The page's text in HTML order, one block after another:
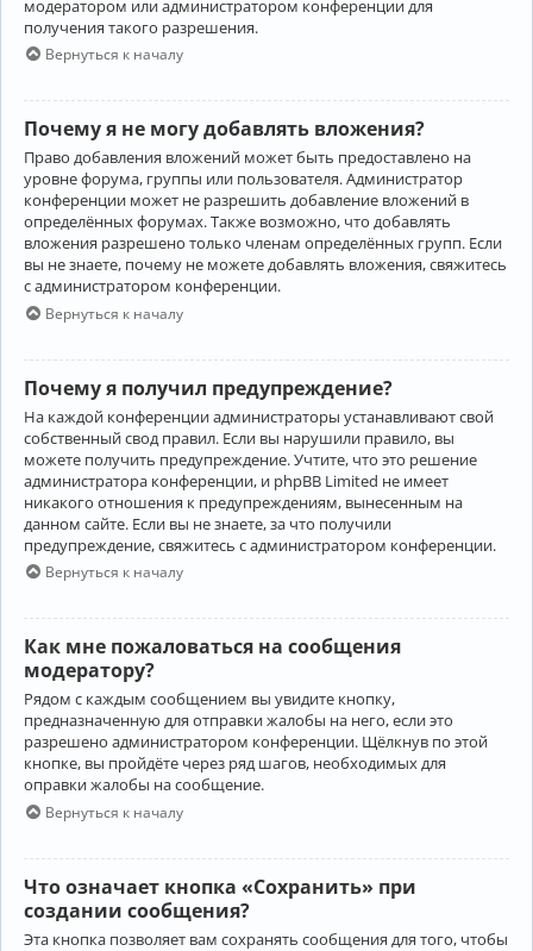
модератором или администратором конференции для
получения такого разрешения.
Вернуться к началу
Почему я не могу добавлять вложения?
Право добавления вложений может быть предоставлено на
уровне форума, группы или пользователя. Администратор
конференции может не разрешить добавление вложений в
определённых форумах. Также возможно, что добавлять
вложения разрешено только членам определённых групп. Если
вы не знаете, почему не можете добавлять вложения, свяжитесь
с администратором конференции.
Вернуться к началу
Почему я получил предупреждение?
На каждой конференции администраторы устанавливают свой
собственный свод правил. Если вы нарушили правило, вы
можете получить предупреждение. Учтите, что это решение
администратора конференции, и phpBB Limited не имеет
никакого отношения к предупреждениям, вынесенным на
данном сайте. Если вы не знаете, за что получили
предупреждение, свяжитесь с администратором конференции.
Вернуться к началу
Как мне пожаловаться на сообщения
модератору?
Рядом с каждым сообщением вы увидите кнопку,
предназначенную для отправки жалобы на него, если это
разрешено администратором конференции. Щёлкнув по этой
кнопке, вы пройдёте через ряд шагов, необходимых для
оправки жалобы на сообщение.
Вернуться к началу
Что означает кнопка «Сохранить» при
создании сообщения?
Эта кнопка позволяет вам сохранять сообщения для того, чтобы